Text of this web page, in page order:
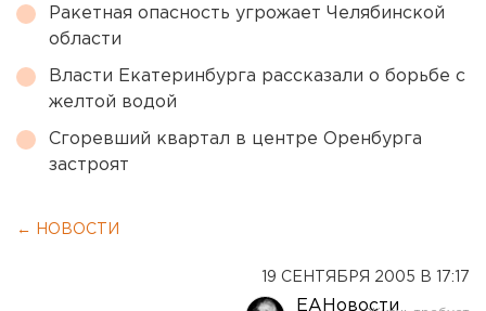
Ракетная опасность угрожает Челябинской
области
Власти Екатеринбурга рассказали о борьбе с
желтой водой
Сгоревший квартал в центре Оренбурга
застроят
← НОВОСТИ
19 СЕНТЯБРЯ 2005 В 17:17
ЕАНовости